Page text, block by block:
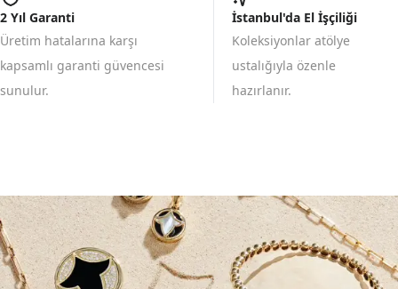
2 Yıl Garanti
Üretim hatalarına karşı
kapsamlı garanti güvencesi
sunulur.
İstanbul'da El İşçiliği
Koleksiyonlar atölye
ustalığıyla özenle
hazırlanır.